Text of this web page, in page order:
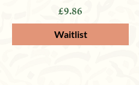
£9.86